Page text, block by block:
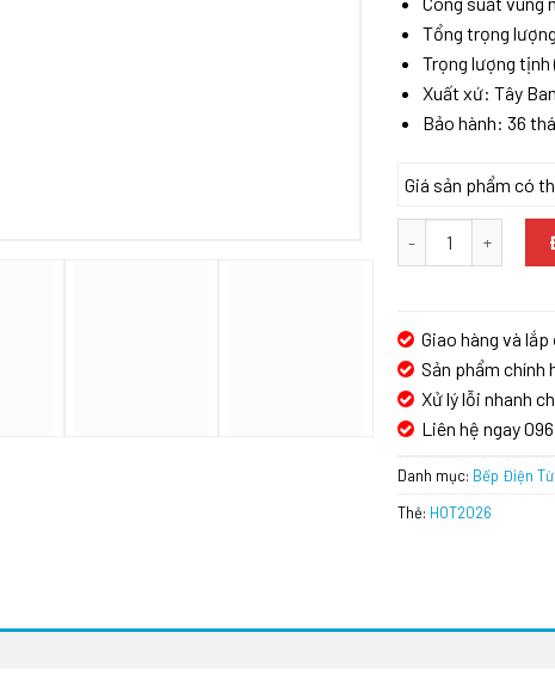
Tổng trọng
Trọng lượng tịnh
Xuất xứ: Tây
Bảo hành: 36
Giá sản phẩm có
Bếp Từ Bosch
Giao hàng và
Sản phẩm chính
Xử lý lỗi nhanh
Liên hệ ngay
Danh mục: Bếp Điện Từ
Thẻ: HOT2026